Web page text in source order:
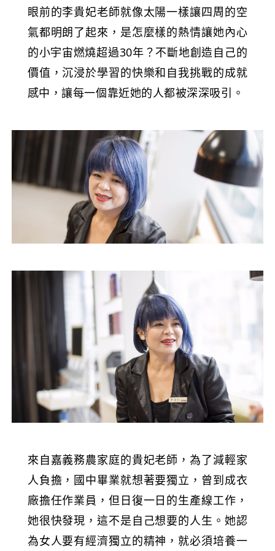
眼前的李貴妃老師就像太陽一樣讓四周的空
氣都明朗了起來，是怎麼樣的熱情讓她內心
的小宇宙燃燒超過30年？不斷地創造自己的
價值，沉浸於學習的快樂和自我挑戰的成就
感中，讓每一個靠近她的人都被深深吸引。
來自嘉義務農家庭的貴妃老師，為了減輕家
人負擔，國中畢業就想著要獨立，曾到成衣
廠擔任作業員，但日復一日的生產線工作，
她很快發現，這不是自己想要的人生。她認
為女人要有經濟獨立的精神，就必須培養一